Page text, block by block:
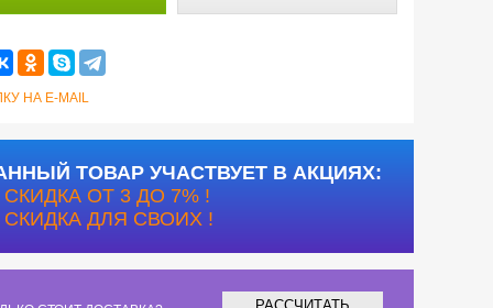
НА E-MAIL
ТОВАР УЧАСТВУЕТ В АКЦИЯХ:
ОТ 3 ДО 7% !
ДЛЯ СВОИХ !